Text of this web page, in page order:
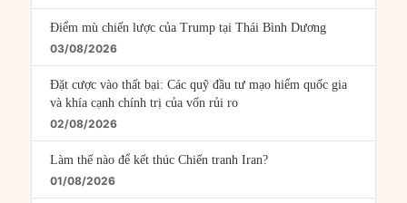
Điểm mù chiến lược của Trump tại Thái Bình Dương
03/08/2026
Đặt cược vào thất bại: Các quỹ đầu tư mạo hiểm quốc gia
và khía cạnh chính trị của vốn rủi ro
02/08/2026
Làm thế nào để kết thúc Chiến tranh Iran?
01/08/2026